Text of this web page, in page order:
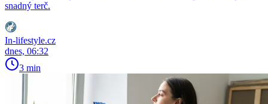
snadný terč.
In-lifestyle.cz
dnes, 06:32
3 min